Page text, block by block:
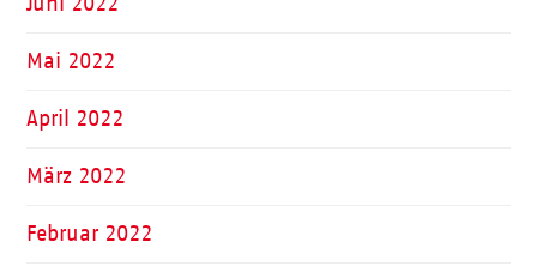
Mai 2022
April 2022
März 2022
Februar 2022